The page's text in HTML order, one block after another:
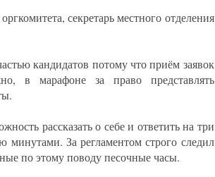
секретарь местного отделения
кандидатов потому что приём заявок
в марафоне за право представлять
рассказать о себе и ответить на три
За регламентом строго следил
по этому поводу песочные часы.